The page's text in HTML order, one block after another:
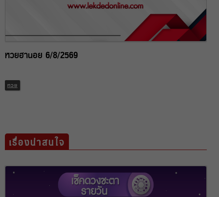
หวยฮานอย 6/8/2569
หวย
เรื่องน่าสนใจ